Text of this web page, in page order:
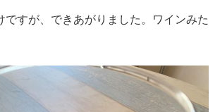
ですが、できあがりました。ワインみた